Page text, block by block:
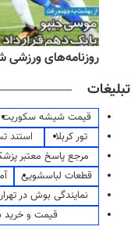
روزنامه‌های ورزشی شنبه ۱۷
تبلیغات
قیمت شیشه سکوریت
تور کربلا
استند
مرجع پاسخ معتبر
قطعات لباسشویی
نمایندگی بوش در
قیمت و خرید